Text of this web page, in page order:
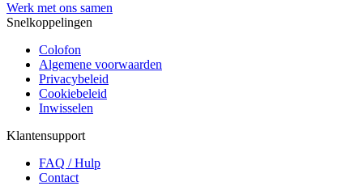
Werk met ons samen
Snelkoppelingen
Colofon
Algemene voorwaarden
Privacybeleid
Cookiebeleid
Inwisselen
Klantensupport
FAQ / Hulp
Contact